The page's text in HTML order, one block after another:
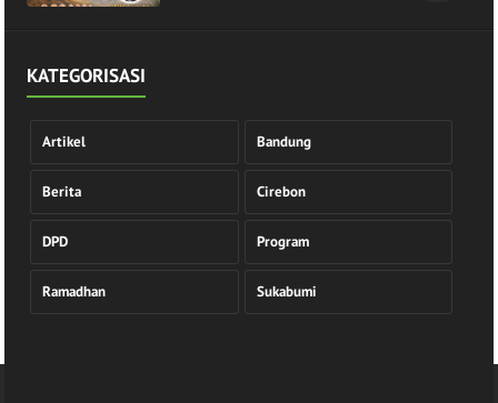
KATEGORISASI
Artikel Bandung
Berita Cirebon
DPD Program
Ramadhan Sukabumi